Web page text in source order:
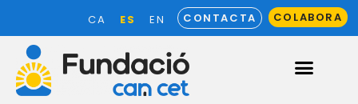
CA ES EN CONTACTA COLABORA